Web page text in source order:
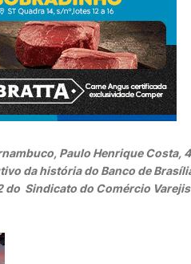
Paulo Henrique Costa,
da história do Banco de
Sindicato do Comércio